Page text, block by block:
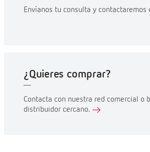
Envíanos tu consulta y contactaremos
¿Quieres comprar?
Contacta con nuestra red comercial o
distribuidor cercano.